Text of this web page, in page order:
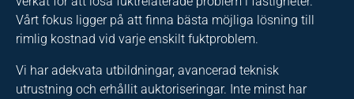
Vårt fokus ligger på att finna bästa möjliga lösning till
rimlig kostnad vid varje enskilt fuktproblem.
Vi har adekvata utbildningar, avancerad teknisk
utrustning och erhållit auktoriseringar. Inte minst har